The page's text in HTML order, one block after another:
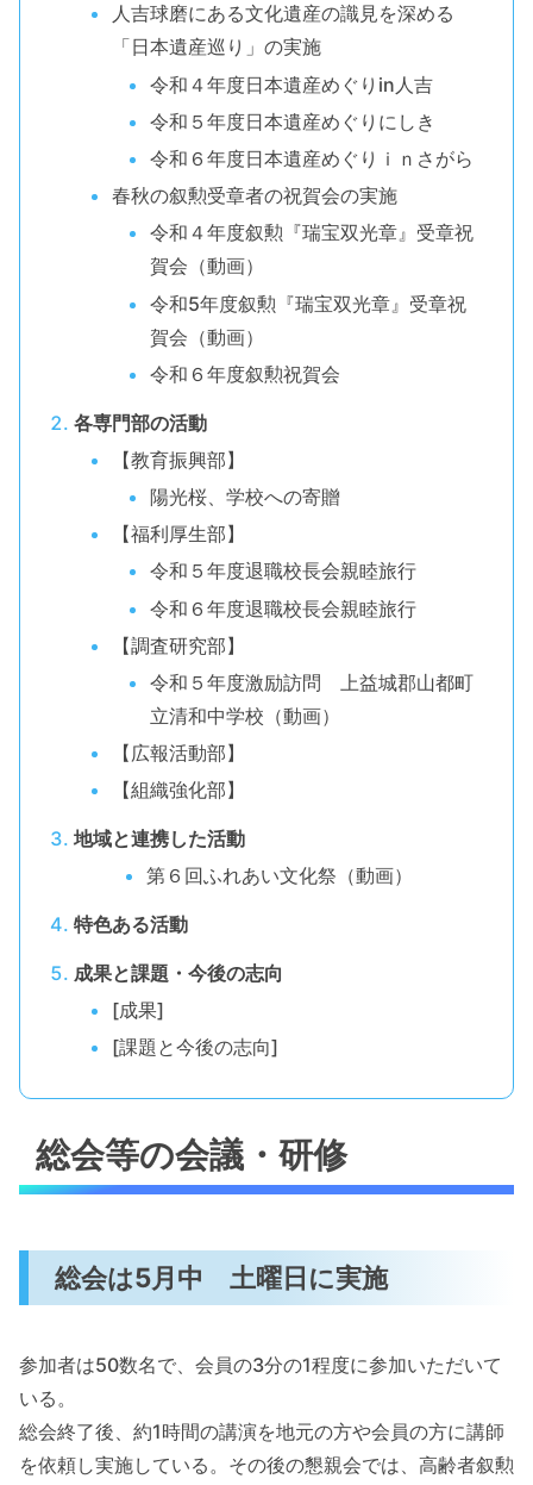
人吉球磨にある文化遺産の識見を深める
「日本遺産巡り」の実施
令和４年度日本遺産めぐりin人吉
令和５年度日本遺産めぐりにしき
令和６年度日本遺産めぐりｉｎさがら
春秋の叙勲受章者の祝賀会の実施
令和４年度叙勲『瑞宝双光章』受章祝
賀会（動画）
令和5年度叙勲『瑞宝双光章』受章祝
賀会（動画）
令和６年度叙勲祝賀会
各専門部の活動
【教育振興部】
陽光桜、学校への寄贈
【福利厚生部】
令和５年度退職校長会親睦旅行
令和６年度退職校長会親睦旅行
【調査研究部】
令和５年度激励訪問 上益城郡山都町
立清和中学校（動画）
【広報活動部】
【組織強化部】
地域と連携した活動
第６回ふれあい文化祭（動画）
特色ある活動
成果と課題・今後の志向
[成果]
[課題と今後の志向]
総会等の会議・研修
総会は5月中 土曜日に実施
参加者は50数名で、会員の3分の1程度に参加いただいて
いる。
総会終了後、約1時間の講演を地元の方や会員の方に講師
を依頼し実施している。その後の懇親会では、高齢者叙勲